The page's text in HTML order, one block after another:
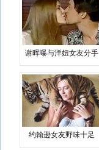
谢晖曝与洋妞女友分手
约翰逊女友野味十足